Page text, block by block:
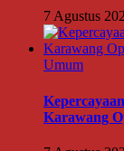
7 Agustus
Umum
Karawang